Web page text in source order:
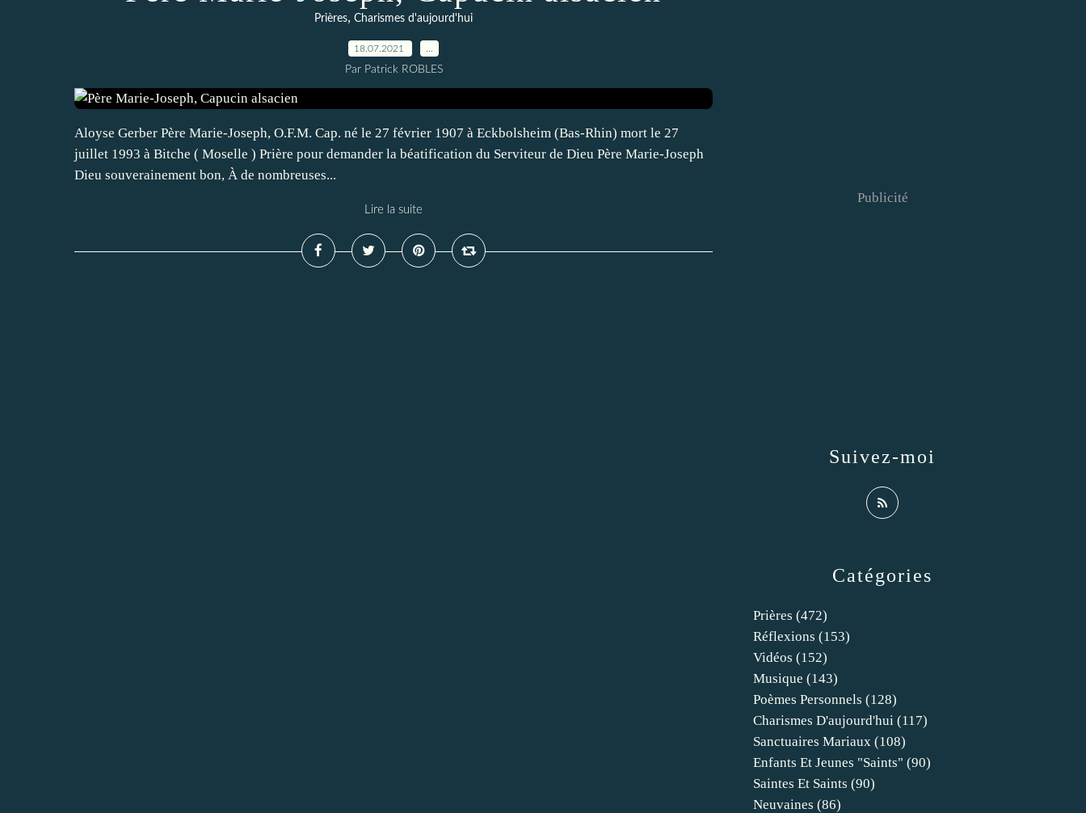
Prières, Charismes d'aujourd'hui
18.07.2021
Par Patrick ROBLES
Aloyse Gerber Père Marie-Joseph, O.F.M. Cap. né le 27 février 1907 à Eckbolsheim (Bas-Rhin) mort le 27
juillet 1993 à Bitche ( Moselle ) Prière pour demander la béatification du Serviteur de Dieu Père Marie-Joseph
Dieu souverainement bon, À de nombreuses...
Lire la suite
Catégories
Prières (472)
Réflexions (153)
Vidéos (152)
Musique (143)
Poèmes Personnels (128)
Charismes D'aujourd'hui (117)
Sanctuaires Mariaux (108)
Enfants Et Jeunes "saints" (90)
Saintes Et Saints (90)
Neuvaines (86)
Suivez-moi
Publicité